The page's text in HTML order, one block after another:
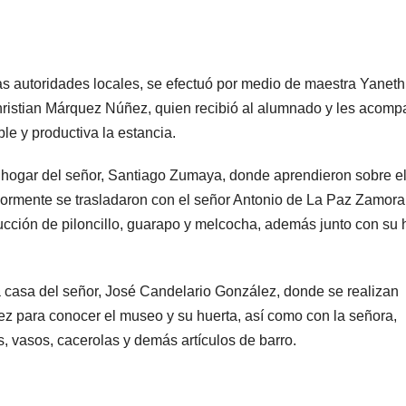
autoridades locales, se efectuó por medio de maestra Yaneth
Márquez Núñez, quien recibió al alumnado y les
y productiva la estancia.
del señor, Santiago Zumaya, donde aprendieron sobre el
se trasladaron con el señor Antonio de La Paz Zamora
de piloncillo, guarapo y melcocha, además junto con su
del señor, José Candelario González, donde se realizan
para conocer el museo y su huerta, así como con la señora,
vasos, cacerolas y demás artículos de barro.